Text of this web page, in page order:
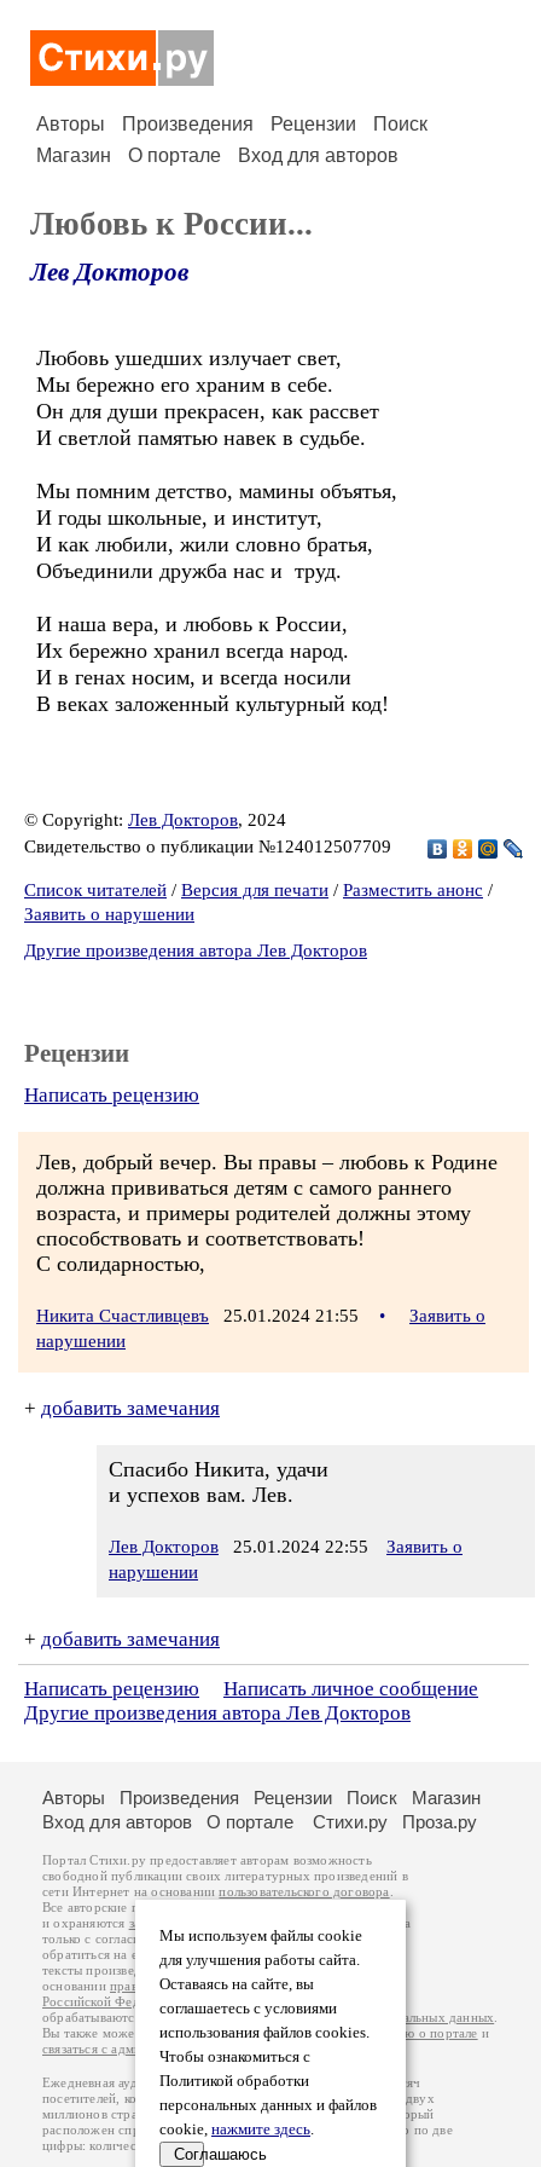
Авторы Произведения Рецензии
Поиск
Магазин
О портале Вход для авторов
Любовь к России...
Лев Докторов
Любовь ушедших излучает свет,
Мы бережно его храним в себе.
Он для души прекрасен, как рассвет
И светлой памятью навек в судьбе.
Мы помним детство, мамины объятья,
И годы школьные, и институт,
И как любили, жили словно братья,
Объединили дружба нас и труд.
И наша вера, и любовь к России,
Их бережно хранил всегда народ.
И в генах носим, и всегда носили
В веках заложенный культурный код!
© Copyright: Лев Докторов, 2024
Свидетельство о публикации №124012507709
Список читателей / Версия для печати / Разместить анонс /
Заявить о нарушении
Другие произведения автора Лев Докторов
Рецензии
Написать рецензию
Лев, добрый вечер. Вы правы – любовь к Родине
должна прививаться детям с самого раннего
возраста, и примеры родителей должны этому
способствовать и соответствовать!
С солидарностью,
Никита Счастливцевъ 25.01.2024 21:55 •
Заявить о
нарушении
+ добавить замечания
Спасибо Никита, удачи
и успехов вам. Лев.
Лев Докторов 25.01.2024 22:55
Заявить о
нарушении
+ добавить замечания
Написать рецензию
Написать личное сообщение
Другие произведения автора Лев Докторов
Мы используем файлы cookie
для улучшения работы сайта.
Оставаясь на сайте, вы
соглашаетесь с условиями
использования файлов cookies.
Чтобы ознакомиться с
Политикой обработки
персональных данных и файлов
cookie, нажмите здесь.
Соглашаюсь
Авторы Произведения Рецензии Поиск
Магазин
Вход для авторов
О портале Стихи.ру Проза.ру
Портал Стихи.ру предоставляет авторам возможность
свободной публикации своих литературных произведений в
сети Интернет на основаниипользовательского договора
Все авторские права на произведения принадлежат авторам
и охраняются законом
. Перепечатка произведений возможна
только с согласия его автора, к которому вы можете
обратиться на его авторской странице. Ответственность за
тексты произведений авторы несут самостоятельно на
основанииправил публикацииизаконодательства
Российской Федерации
обрабатываются на основанииПолитики обработки персональных данных
Вы также можете посмотреть более подробнуюинформацию о портале и
связаться с администрацией
Ежедневная аудитория портала Стихи.ру – порядка 200 тысяч
посетителей, которые в общей сумме просматривают более двух
миллионов страниц по данным счетчика посещаемости, который
расположен справа от этого текста. В каждой графе указано по две
цифры: количество просмотров и количество посетителей.